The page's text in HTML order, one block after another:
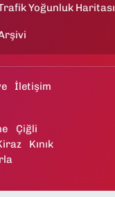
Yoğunluk Haritası
İletişim
Çiğli
Kınık